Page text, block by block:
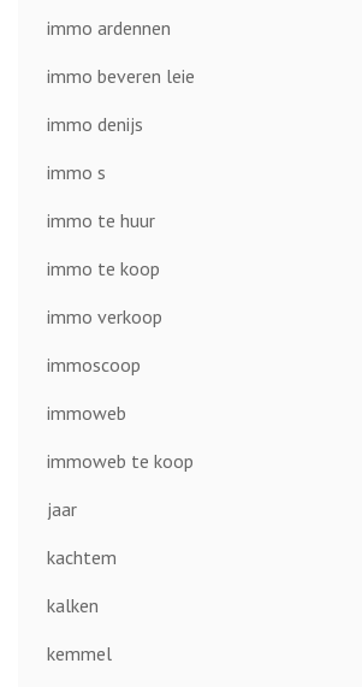
immo ardennen
immo beveren leie
immo denijs
immo s
immo te huur
immo te koop
immo verkoop
immoscoop
immoweb
immoweb te koop
jaar
kachtem
kalken
kemmel